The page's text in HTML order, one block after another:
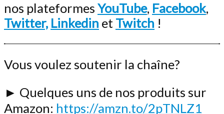
nos plateformes YouTube, Facebook,
Twitter, Linkedin et Twitch !
Vous voulez soutenir la chaîne?
► Quelques uns de nos produits sur
Amazon: https://amzn.to/2pTNLZ1